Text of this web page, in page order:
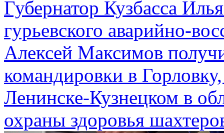
Губернатор Кузбасса
гурьевского аварийно-
Алексей Максимов
командировки в
Ленинске-Кузнецком в
охраны здоровья